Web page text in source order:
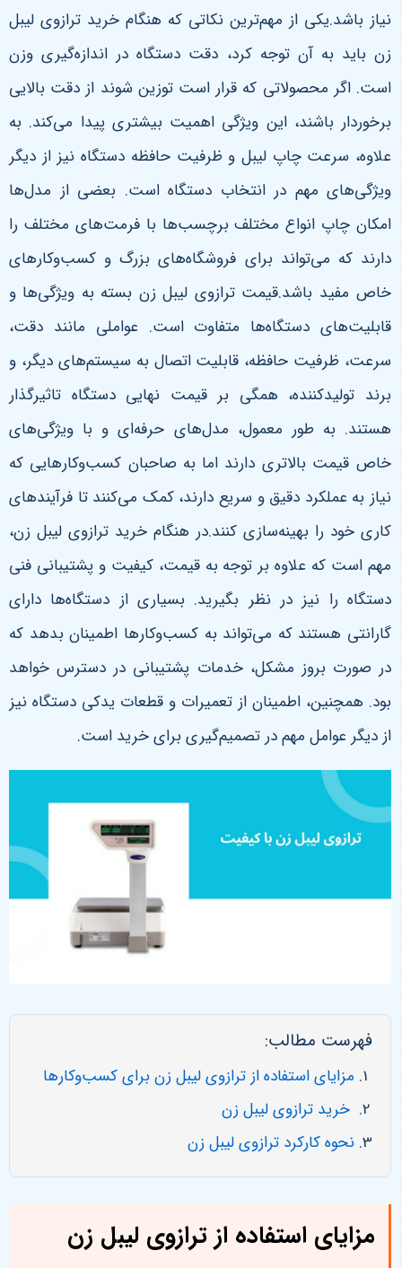
نیاز باشد.یکی از مهم‌ترین نکاتی که هنگام خرید ترازوی لیبل
زن باید به آن توجه کرد، دقت دستگاه در اندازه‌گیری وزن
است. اگر محصولاتی که قرار است توزین شوند از دقت بالایی
برخوردار باشند، این ویژگی اهمیت بیشتری پیدا می‌کند. به
علاوه، سرعت چاپ لیبل و ظرفیت حافظه دستگاه نیز از دیگر
ویژگی‌های مهم در انتخاب دستگاه است. بعضی از مدل‌ها
امکان چاپ انواع مختلف برچسب‌ها با فرمت‌های مختلف را
دارند که می‌تواند برای فروشگاه‌های بزرگ و کسب‌وکارهای
خاص مفید باشد.قیمت ترازوی لیبل زن بسته به ویژگی‌ها و
قابلیت‌های دستگاه‌ها متفاوت است. عواملی مانند دقت،
سرعت، ظرفیت حافظه، قابلیت اتصال به سیستم‌های دیگر، و
برند تولیدکننده، همگی بر قیمت نهایی دستگاه تاثیرگذار
هستند. به طور معمول، مدل‌های حرفه‌ای و با ویژگی‌های
خاص قیمت بالاتری دارند اما به صاحبان کسب‌وکارهایی که
نیاز به عملکرد دقیق و سریع دارند، کمک می‌کنند تا فرآیندهای
کاری خود را بهینه‌سازی کنند.در هنگام خرید ترازوی لیبل زن،
مهم است که علاوه بر توجه به قیمت، کیفیت و پشتیبانی فنی
دستگاه را نیز در نظر بگیرید. بسیاری از دستگاه‌ها دارای
گارانتی هستند که می‌تواند به کسب‌وکارها اطمینان بدهد که
در صورت بروز مشکل، خدمات پشتیبانی در دسترس خواهد
بود. همچنین، اطمینان از تعمیرات و قطعات یدکی دستگاه نیز
از دیگر عوامل مهم در تصمیم‌گیری برای خرید است.
فهرست مطالب:
مزایای استفاده از ترازوی لیبل زن برای کسب‌وکارها
خرید ترازوی لیبل زن
نحوه کارکرد ترازوی لیبل زن
مزایای استفاده از ترازوی لیبل زن